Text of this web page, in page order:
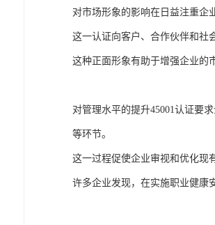
对市场形象的影响在日益注重企
这一认证向客户、合作伙伴和社
这种正面形象有助于增强企业的
对管理水平的提升45001认证要
等环节。
这一过程促使企业审视和优化现
许多企业发现，在实施职业健康